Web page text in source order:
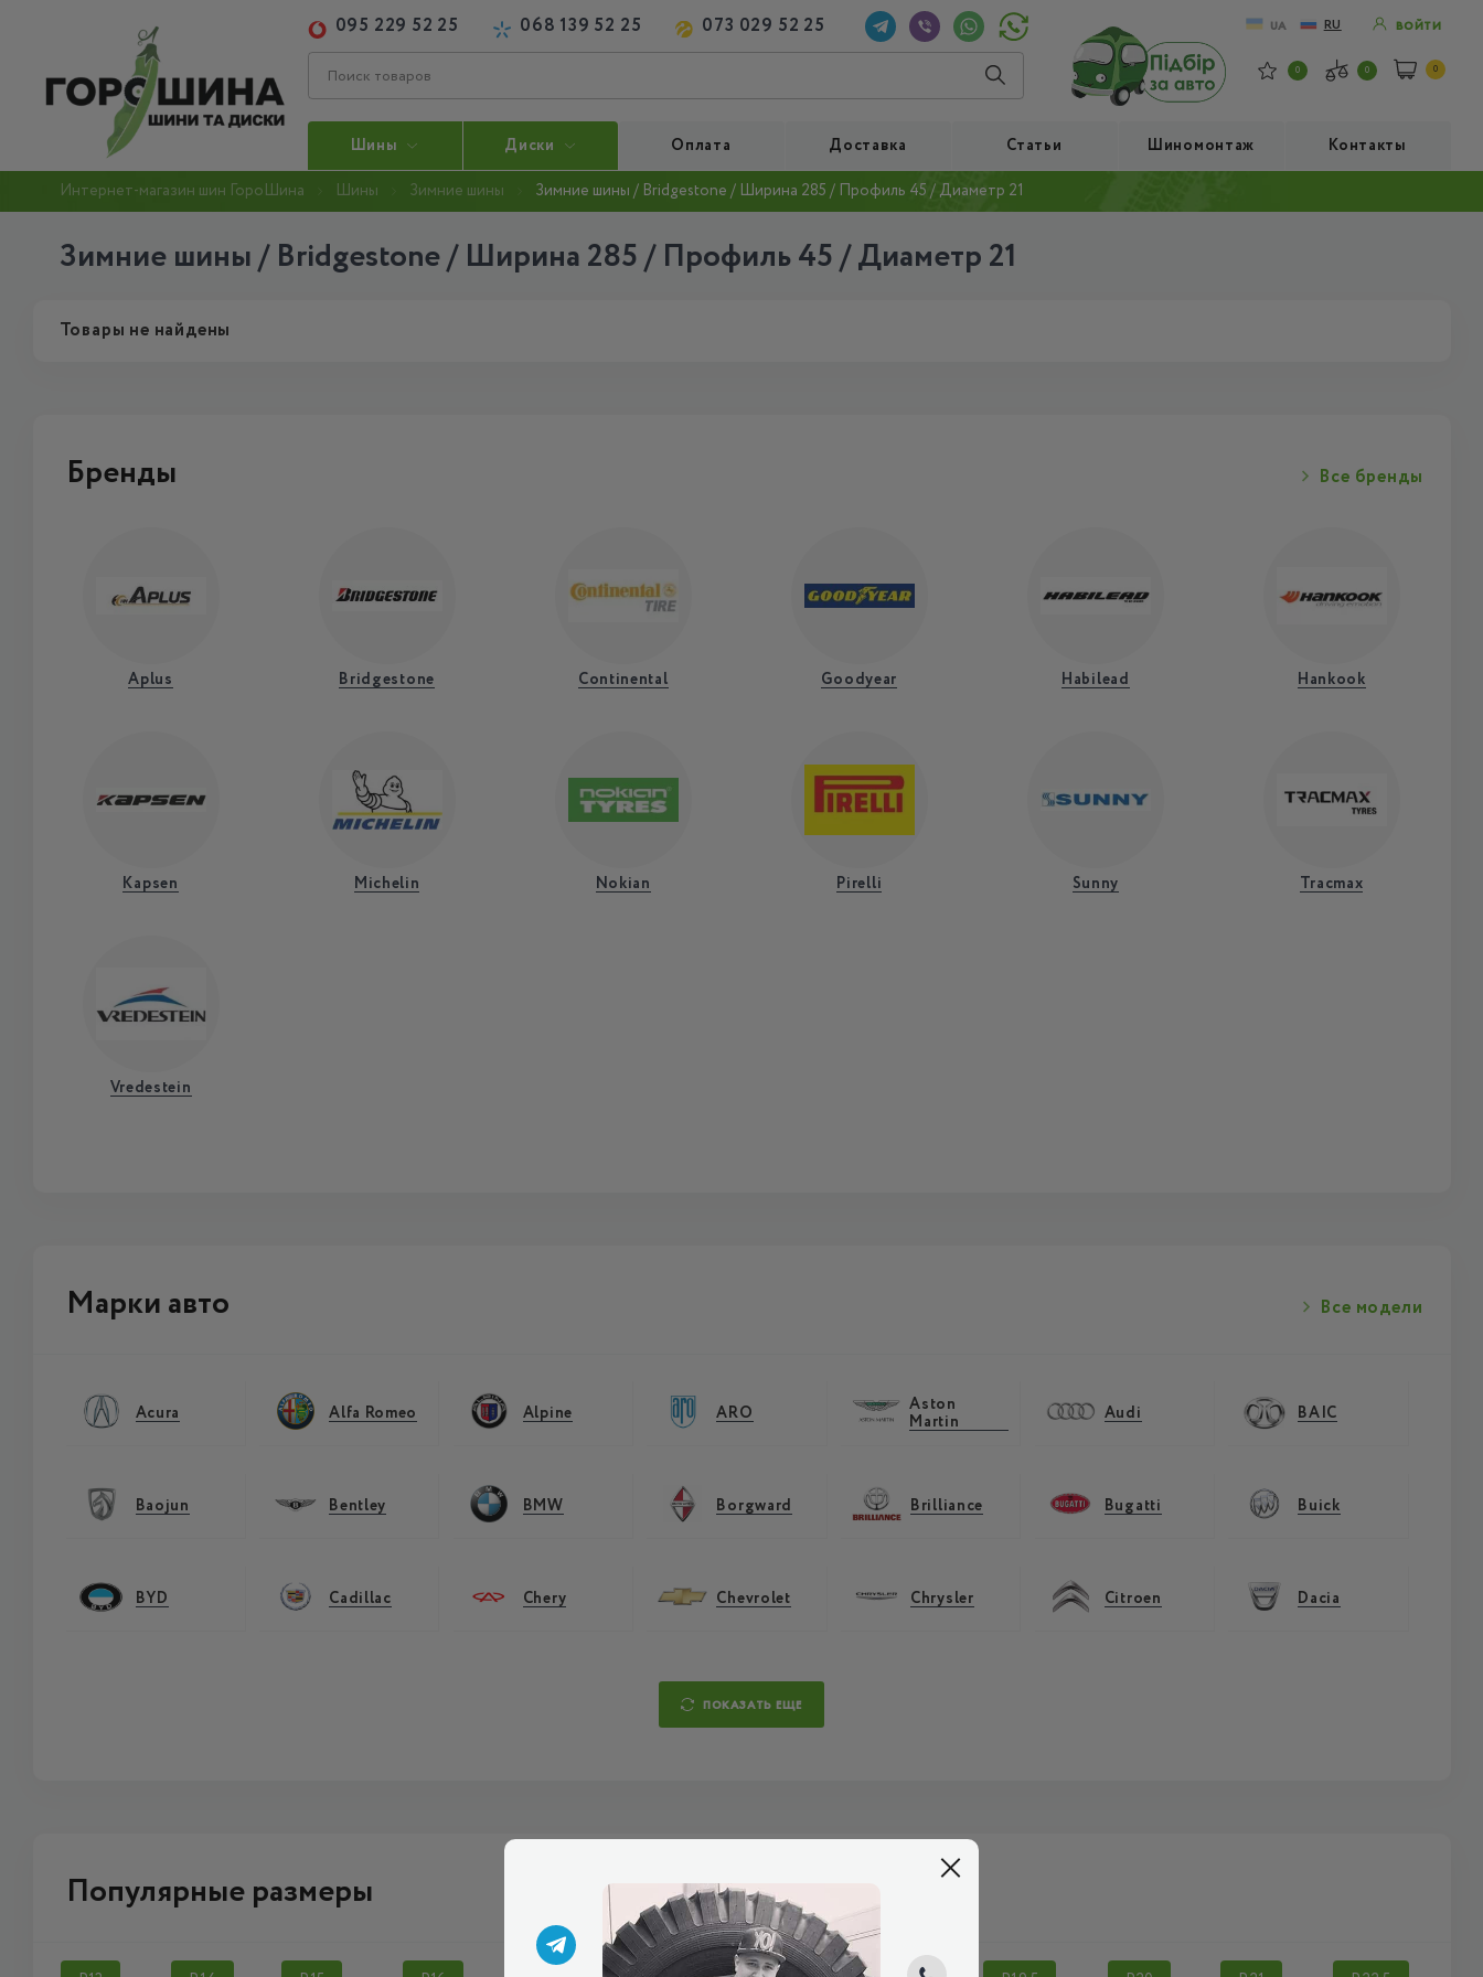
095 229 52 25 068 139 52 25 073 029 52 25 UA RU ВОЙТИ
0 0 0
Шины Диски Оплата Доставка Статьи Шиномонтаж Контакты
Интернет-магазин шин ГороШина Шины Зимние шины Зимние шины / Bridgestone / Ширина 285 / Профиль 45 / Диаметр 21
Зимние шины / Bridgestone / Ширина 285 / Профиль 45 / Диаметр 21
Товары не найдены
Бренды Все бренды
Aplus Bridgestone Continental Goodyear Habilead Hankook
Kapsen Michelin Nokian Pirelli Sunny Tracmax
Vredestein
Марки авто Все модели
Acura Alfa Romeo Alpine ARO
Aston
Martin
Audi BAIC
Baojun Bentley BMW Borgward Brilliance Bugatti Buick
BYD Cadillac Chery Chevrolet Chrysler Citroen Dacia
ПОКАЗАТЬ ЕЩЕ
Популярные размеры